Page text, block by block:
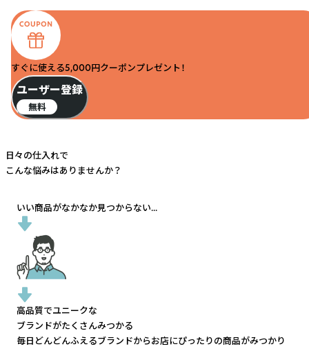
すぐに使える5,000円クーポンプレゼント！
ユーザー登録
無料
日々の仕入れで
こんな悩みはありませんか？
いい商品がなかなか見つからない...
高品質でユニークな
ブランドがたくさんみつかる
毎日どんどんふえるブランドからお店にぴったりの商品がみつかり